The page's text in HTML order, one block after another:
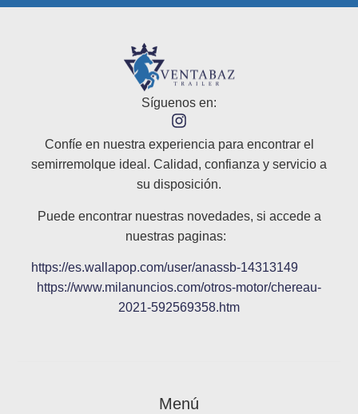
Síguenos en:
Confíe en nuestra experiencia para encontrar el
semirremolque ideal. Calidad, confianza y servicio a
su disposición.
Puede encontrar nuestras novedades, si accede a
nuestras paginas:
https://es.wallapop.com/user/anassb-14313149
https://www.milanuncios.com/otros-motor/chereau-
2021-592569358.htm
Menú